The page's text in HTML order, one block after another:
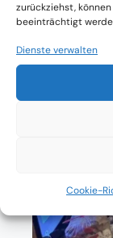
zurückziehst,
beeinträchtigt
Dienste verwalten
Cookie-